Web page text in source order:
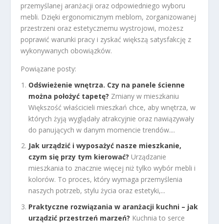
przemyślanej aranżacji oraz odpowiedniego wyboru
mebli. Dzięki ergonomicznym meblom, zorganizowanej
przestrzeni oraz estetycznemu wystrojowi, możesz
poprawić warunki pracy i zyskać większą satysfakcję z
wykonywanych obowiązków.
Powiązane posty:
Odświeżenie wnętrza. Czy na panele ścienne
można położyć tapetę? Zmiany w mieszkaniu
Większość właścicieli mieszkań chce, aby wnętrza, w
których żyją wyglądały atrakcyjnie oraz nawiązywały
do panujących w danym momencie trendów....
Jak urządzić i wyposażyć nasze mieszkanie,
czym się przy tym kierować? Urządzanie
mieszkania to znacznie więcej niż tylko wybór mebli i
kolorów. To proces, który wymaga przemyślenia
naszych potrzeb, stylu życia oraz estetyki,...
Praktyczne rozwiązania w aranżacji kuchni – jak
urządzić przestrzeń marzeń? Kuchnia to serce